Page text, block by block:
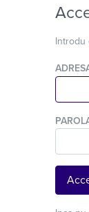
Introdu